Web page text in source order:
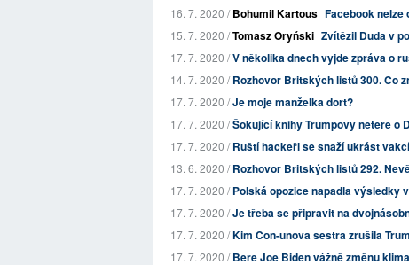
16. 7. 2020 /Bohumil Kartous Facebook nelze
15. 7. 2020 /Tomasz Oryński Zvítězil Duda v
17. 7. 2020 /V několika dnech vyjde zpráva o
14. 7. 2020 /Rozhovor Britských listů 300. Co
17. 7. 2020 /Je moje manželka dort?
17. 7. 2020 /Šokující knihy Trumpovy neteře o
17. 7. 2020 /Ruští hackeři se snaží ukrást
13. 6. 2020 /Rozhovor Britských listů 292.
17. 7. 2020 /Polská opozice napadla výsledky
17. 7. 2020 /Je třeba se připravit na
17. 7. 2020 /Kim Čon-unova sestra zrušila
17. 7. 2020 /Bere Joe Biden vážně změnu